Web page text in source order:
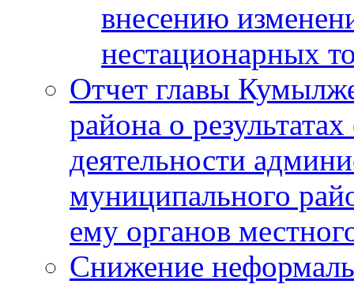
внесению
нестационарных
Отчет главы
района о
деятельности
муниципального
ему органов
Снижение